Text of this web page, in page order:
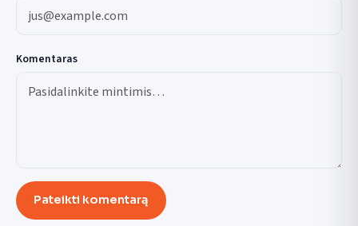
Komentaras
Pateikti komentarą